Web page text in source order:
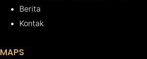
Berita
Kontak
MAPS